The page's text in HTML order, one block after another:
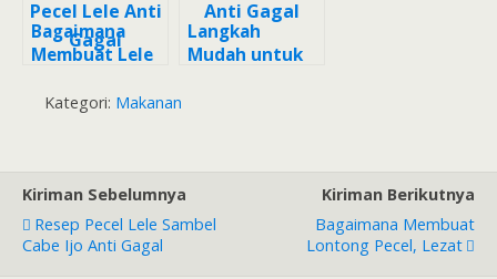
Bagaimana
Membuat Lele
ala Warung
Langkah
Mudah untuk
Kategori: Makanan
Kiriman Sebelumnya
Resep Pecel Lele Sambel
Cabe Ijo Anti Gagal
Kiriman Berikutnya
Bagaimana Membuat
Lontong Pecel, Lezat